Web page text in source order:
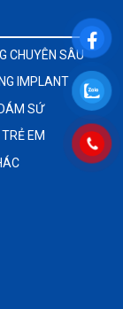
CHUYÊN SÂU
IMPLANT
SỨ
EM